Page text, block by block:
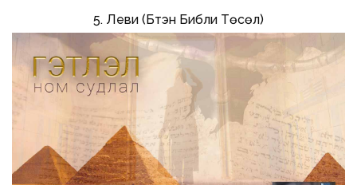
5. Леви (Бүтэн Библи Төсөл)